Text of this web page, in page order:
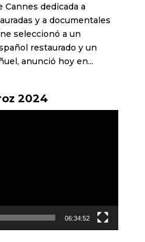
Cannes dedicada a
y a documentales
seleccionó a un
restaurado y un
anunció hoy en...
2024
06:34:52